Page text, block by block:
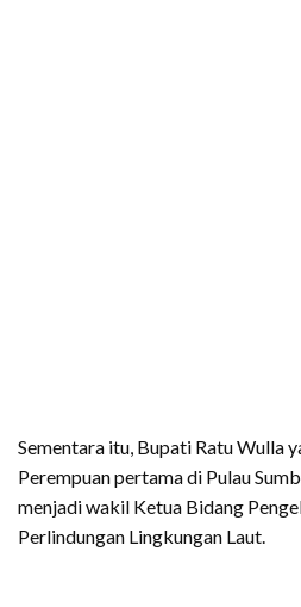
Sementara itu, Bupati Ratu Wulla
Perempuan pertama di Pulau
menjadi wakil Ketua Bidang
Perlindungan Lingkungan Laut.